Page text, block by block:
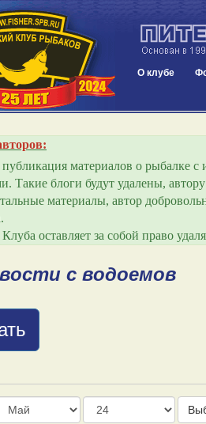
О клубе
материалов о рыбалке с
Такие блоги будут удалены,
материалы, автор
оставляет за собой право
с водоемов
День